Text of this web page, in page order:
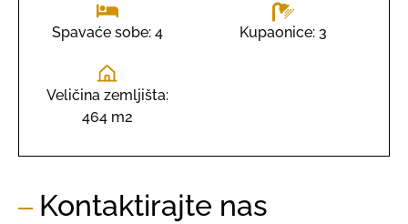
Spavaće sobe: 4 Kupaonice: 3
Veličina zemljišta:
464 m2
Kontaktirajte nas